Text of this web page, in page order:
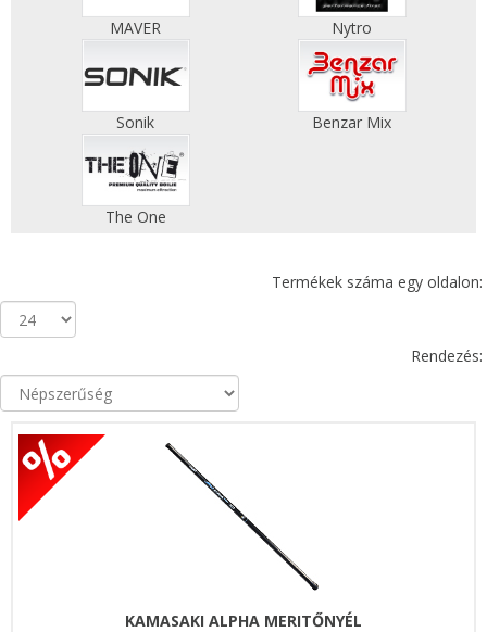
MAVER Nytro
Sonik Benzar Mix
The One
Termékek száma egy oldalon:
Rendezés:
KAMASAKI ALPHA MERITŐNYÉL